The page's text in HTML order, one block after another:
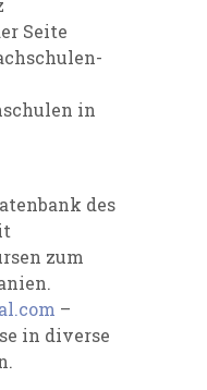
Seite
in
des
zum
–
in diverse